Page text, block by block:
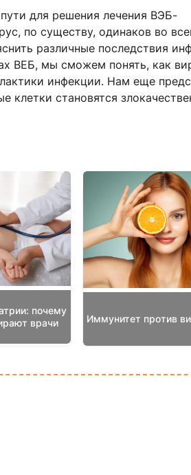
для решения лечения ВЭБ-
по существу, одинаков во
различные последствия
ВЕБ, мы сможем понять, как
инфекции. Нам еще
клетки становятся
почему
врачи
Иммунитет против